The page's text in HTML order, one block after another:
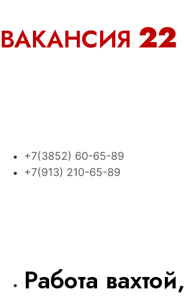
ВАКАНСИЯ 22
+7(3852) 60-65-89
+7(913) 210-65-89
Работа вахтой,